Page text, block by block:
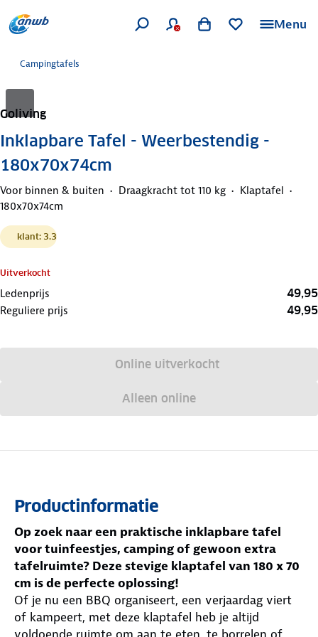
Menu
Campingtafels
Goliving
Inklapbare Tafel - Weerbestendig -
180x70x74cm
Voor binnen & buiten Draagkracht tot 110 kg
Klaptafel
180x70x74cm
klant: 3.3
Uitverkocht
Ledenprijs 49,95
Reguliere prijs 49,95
Online uitverkocht
Alleen online
Productinformatie
Op zoek naar een praktische inklapbare tafel
voor tuinfeestjes, camping of gewoon extra
tafelruimte? Deze stevige klaptafel van 180 x 70
cm is de perfecte oplossing!
Of je nu een BBQ organiseert, een verjaardag viert
of kampeert, met deze klaptafel heb je altijd